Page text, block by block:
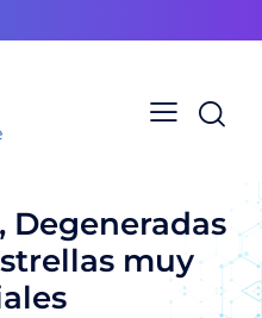
Degeneradas
muy